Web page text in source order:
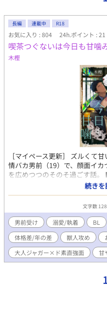
長編 連載中 R18
お気に入り : 804 24h.ポイント : 21
喫茶つぐないは今日も甘噛
木樫
［マイペース更新］ ズルくて
情バカ男前（19）で、顔面イ
を広めつつのそのそ過ごす話
しで裏社会に片足を突っ込ん
日、死ぬことにした。 しかし
り道連れにしてしまい、世界
界で喫茶店文化を布教する］
そこで出会ったのは白く大き
ー・ヤガー。 「イッサイ、毛
ぁ」 「なんだ、不服か？ だが
で毛を繕わぬ。イヤは通じぬよ
嗜みだ。さぁわかったら大人し
デカい男が子猫みてぇに収ま
と……なんつぅか……まぁ……
続きを
文字数
男前受け 溺愛/執着 BL
体格差/年の差
獣人攻め
大人ジャガー×ド素直強面
甘